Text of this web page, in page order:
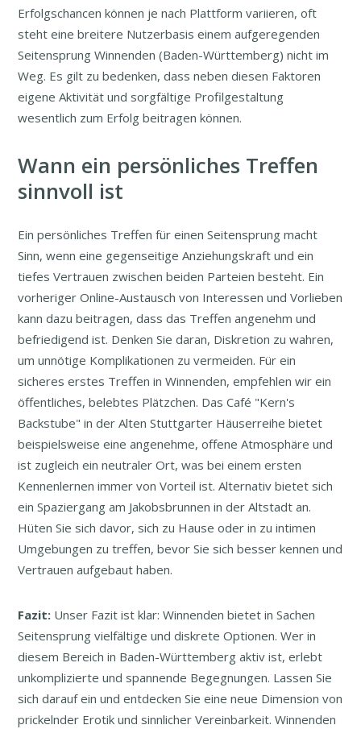
Erfolgschancen können je nach Plattform variieren, oft
steht eine breitere Nutzerbasis einem aufgeregenden
Seitensprung Winnenden (Baden-Württemberg) nicht im
Weg. Es gilt zu bedenken, dass neben diesen Faktoren
eigene Aktivität und sorgfältige Profilgestaltung
wesentlich zum Erfolg beitragen können.
Wann ein persönliches Treffen
sinnvoll ist
Ein persönliches Treffen für einen Seitensprung macht
Sinn, wenn eine gegenseitige Anziehungskraft und ein
tiefes Vertrauen zwischen beiden Parteien besteht. Ein
vorheriger Online-Austausch von Interessen und Vorlieben
kann dazu beitragen, dass das Treffen angenehm und
befriedigend ist. Denken Sie daran, Diskretion zu wahren,
um unnötige Komplikationen zu vermeiden. Für ein
sicheres erstes Treffen in Winnenden, empfehlen wir ein
öffentliches, belebtes Plätzchen. Das Café "Kern's
Backstube" in der Alten Stuttgarter Häuserreihe bietet
beispielsweise eine angenehme, offene Atmosphäre und
ist zugleich ein neutraler Ort, was bei einem ersten
Kennenlernen immer von Vorteil ist. Alternativ bietet sich
ein Spaziergang am Jakobsbrunnen in der Altstadt an.
Hüten Sie sich davor, sich zu Hause oder in zu intimen
Umgebungen zu treffen, bevor Sie sich besser kennen und
Vertrauen aufgebaut haben.
Fazit: Unser Fazit ist klar: Winnenden bietet in Sachen
Seitensprung vielfältige und diskrete Optionen. Wer in
diesem Bereich in Baden-Württemberg aktiv ist, erlebt
unkomplizierte und spannende Begegnungen. Lassen Sie
sich darauf ein und entdecken Sie eine neue Dimension von
prickelnder Erotik und sinnlicher Vereinbarkeit. Winnenden